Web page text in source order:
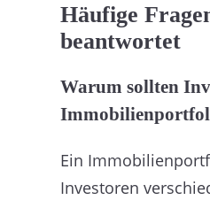
Häufige
beantwortet
Warum sollten
Ein
Investoren